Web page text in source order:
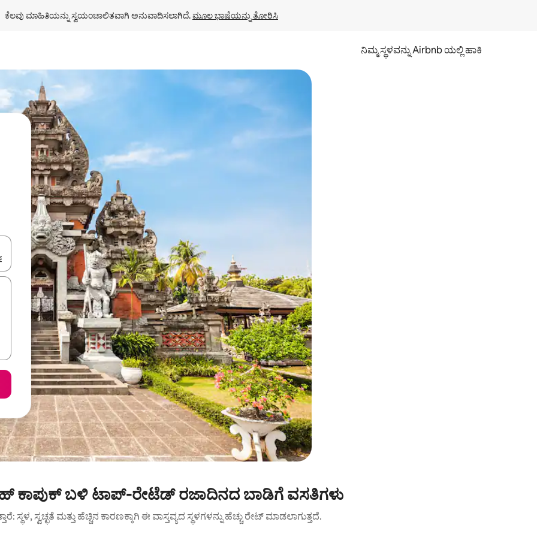
ಕೆಲವು ಮಾಹಿತಿಯನ್ನು ಸ್ವಯಂಚಾಲಿತವಾಗಿ ಅನುವಾದಿಸಲಾಗಿದೆ. ಮೂಲ ಭಾಷೆಯನ್ನು ತೋರಿಸಿ
ನಿಮ್ಮ ಸ್ಥಳವನ್ನು Airbnb ಯಲ್ಲಿ ಹಾಕಿ
ನ್ಯಾವಿಗೇಟ್ ಮಾಡಿ ಅಥವಾ ಸ್ಪರ್ಶ ಅಥವಾ ಸ್ವೈಪ್ ಗೆಸ್ಚರ್‌ಗಳ ಮೂಲಕ ಅನ್ವೇಷಿಸಿ.
ಕಾಪುಕ್ ಬಳಿ ಟಾಪ್-ರೇಟೆಡ್ ರಜಾದಿನದ ಬಾಡಿಗೆ ವಸತಿಗಳು
ಸ್ಥಳ, ಸ್ವಚ್ಛತೆ ಮತ್ತು ಹೆಚ್ಚಿನ ಕಾರಣಕ್ಕಾಗಿ ಈ ವಾಸ್ತವ್ಯದ ಸ್ಥಳಗಳನ್ನು ಹೆಚ್ಚು ರೇಟ್ ಮಾಡಲಾಗುತ್ತದೆ.